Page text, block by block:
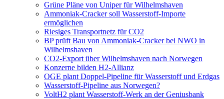
Grüne Pläne von Uniper für Wilhelmshaven
Ammoniak-Cracker soll Wasserstoff-Importe
ermöglichen
Riesiges Transportnetz für CO2
BP prüft Bau von Ammoniak-Cracker bei NWO in
Wilhelmshaven
CO2-Export über Wilhelmshaven nach Norwegen
Konzerne bilden H2-Allianz
OGE plant Doppel-Pipeline für Wasserstoff und Erdgas
Wasserstoff-Pipeline aus Norwegen?
VoltH2 plant Wasserstoff-Werk an der Geniusbank